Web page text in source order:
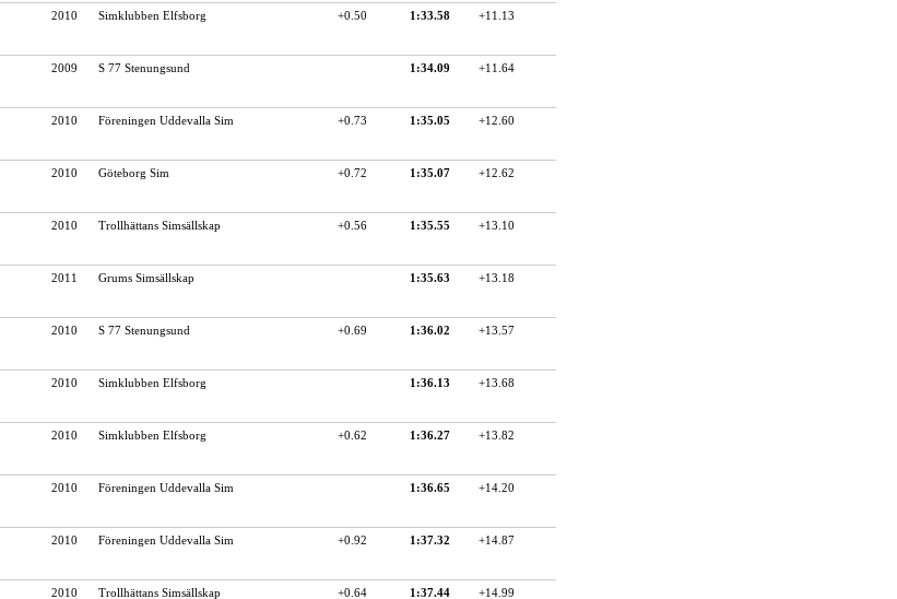
2010 Simklubben Elfsborg +0.50 1:33.58 +11.13
2009 S 77 Stenungsund 1:34.09 +11.64
2010 Föreningen Uddevalla Sim +0.73 1:35.05 +12.60
2010 Göteborg Sim +0.72 1:35.07 +12.62
2010 Trollhättans Simsällskap +0.56 1:35.55 +13.10
2011 Grums Simsällskap 1:35.63 +13.18
2010 S 77 Stenungsund +0.69 1:36.02 +13.57
2010 Simklubben Elfsborg 1:36.13 +13.68
2010 Simklubben Elfsborg +0.62 1:36.27 +13.82
2010 Föreningen Uddevalla Sim 1:36.65 +14.20
2010 Föreningen Uddevalla Sim +0.92 1:37.32 +14.87
2010 Trollhättans Simsällskap +0.64 1:37.44 +14.99